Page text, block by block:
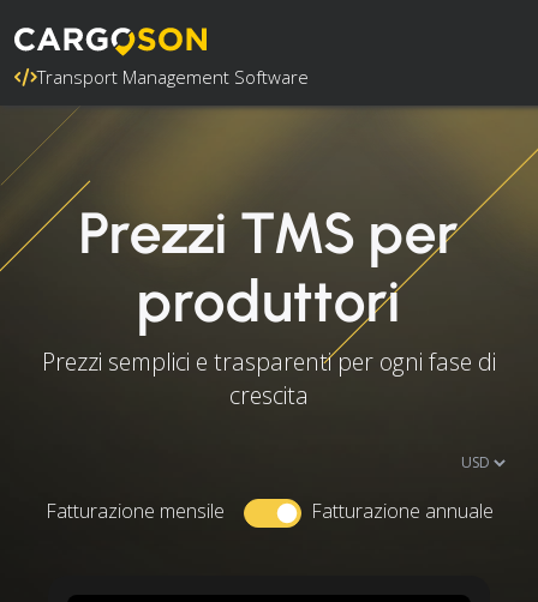
Transport Management Software
Prezzi TMS per
produttori
Prezzi semplici e trasparenti per ogni fase di
crescita
Fatturazione mensile Fatturazione annuale